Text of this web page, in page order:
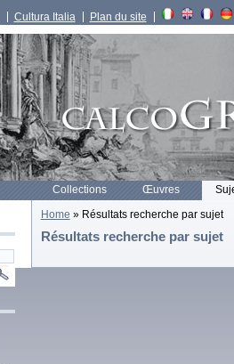
Cultura Italia Plan du site
Collections Œuvres
Home » Résultats recherche par sujet
Résultats recherche par sujet